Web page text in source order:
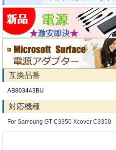
互換品番
AB803443BU
対応機種
For Samsung GT-C3350 Xcover C3350